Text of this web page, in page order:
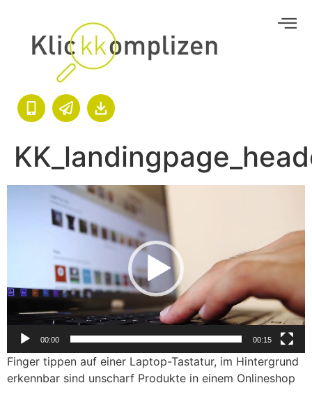
00:00 00:15
Finger tippen auf einer Laptop-Tastatur, im Hintergrund
erkennbar sind unscharf Produkte in einem Onlineshop